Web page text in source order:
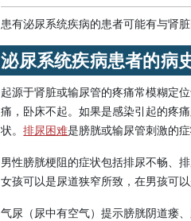
患有泌尿系统疾病的患者可能有与肾
泌尿系统疾病患者的病
起源于肾脏或输尿管的疼痛常模糊定
痛，卧床不起。如果是感染引起的疼
状。排尿困难是膀胱或输尿管刺激的
男性膀胱梗阻的症状包括排尿不畅、
女孩可以是尿道狭窄所致，在男孩可
气尿（尿中有空气）提示膀胱阴道瘘